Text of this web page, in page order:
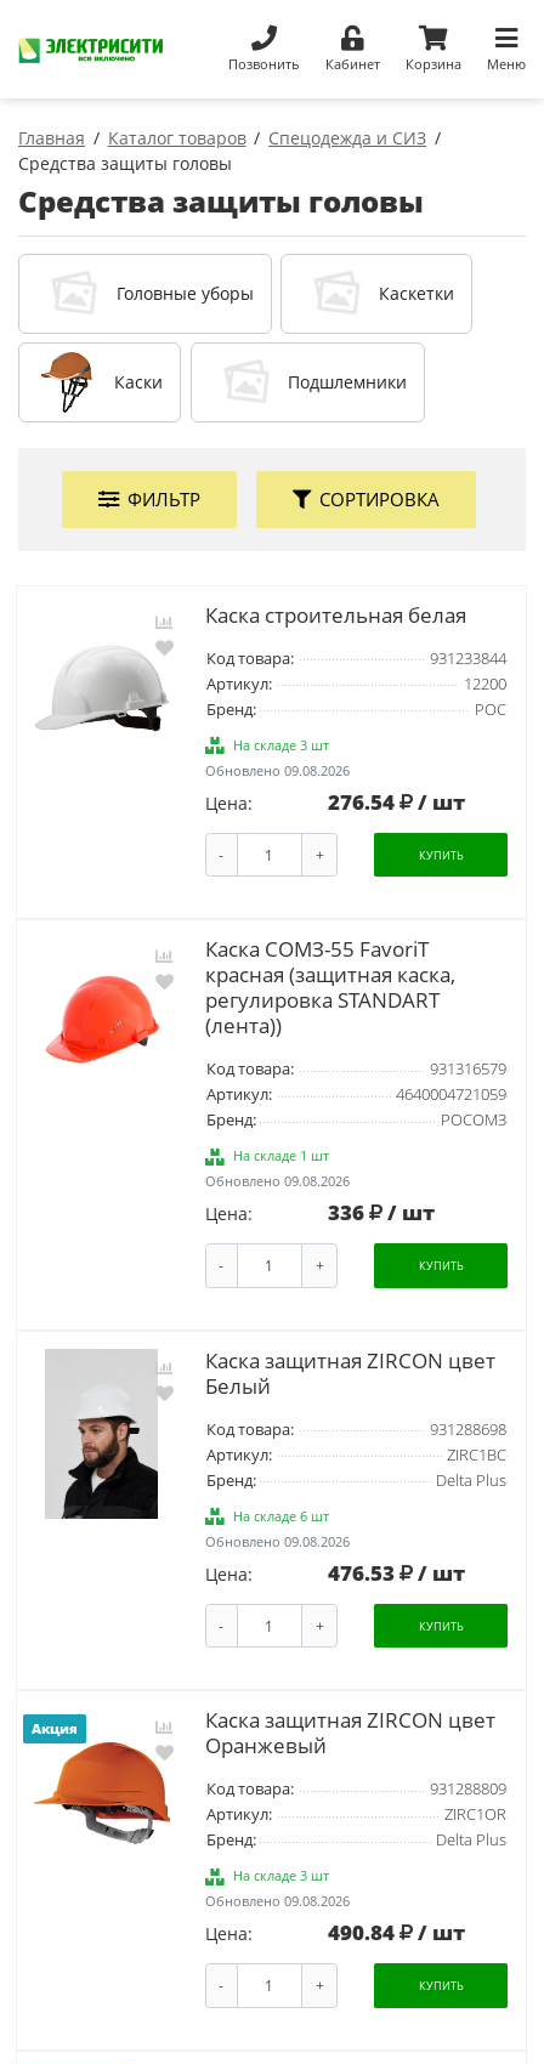
Позвонить Кабинет Корзина Меню
Главная Каталог товаров
Спецодежда и СИЗ
Средства защиты головы
Средства защиты головы
Головные уборы Каскетки
Каски Подшлемники
ФИЛЬТР СОРТИРОВКА
Каска строительная белая
Код товара:
931233844
Артикул:
12200
Бренд:
РОС
На складе 3 шт
Обновлено 09.08.2026
Цена: 276.54 / шт
- + КУПИТЬ
Каска СОМЗ-55 FavoriT
красная (защитная каска,
регулировка STANDART
(лента))
Код товара:
931316579
Артикул:
4640004721059
Бренд:
РОСОМЗ
На складе 1 шт
Обновлено 09.08.2026
Цена: 336 / шт
- + КУПИТЬ
Каска защитная ZIRCON цвет
Белый
Код товара:
931288698
Артикул:
ZIRC1BC
Бренд:
Delta Plus
На складе 6 шт
Обновлено 09.08.2026
Цена: 476.53 / шт
- + КУПИТЬ
Акция
Каска защитная ZIRCON цвет
Оранжевый
Код товара:
931288809
Артикул:
ZIRC1OR
Бренд:
Delta Plus
На складе 3 шт
Обновлено 09.08.2026
Цена: 490.84 / шт
- + КУПИТЬ